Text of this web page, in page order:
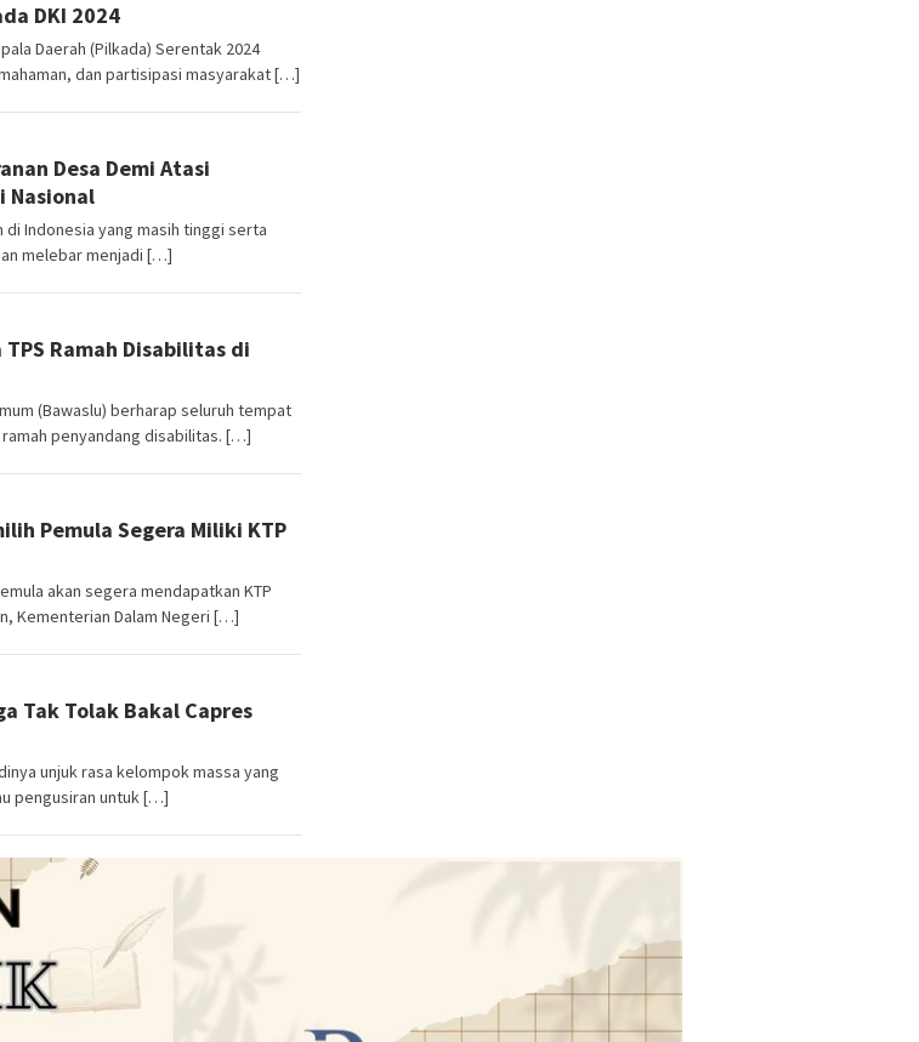
DKI 2024
Daerah (Pilkada) Serentak 2024
dan partisipasi masyarakat […]
Desa Demi Atasi
Nasional
di Indonesia yang masih tinggi serta
melebar menjadi […]
Ramah Disabilitas di
(Bawaslu) berharap seluruh tempat
ramah penyandang disabilitas. […]
Pemula Segera Miliki KTP
akan segera mendapatkan KTP
Kementerian Dalam Negeri […]
Tak Tolak Bakal Capres
unjuk rasa kelompok massa yang
pengusiran untuk […]